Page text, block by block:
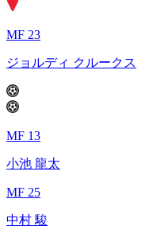
MF 23
ジョルディ クルークス
MF 13
小池 龍太
MF 25
中村 駿